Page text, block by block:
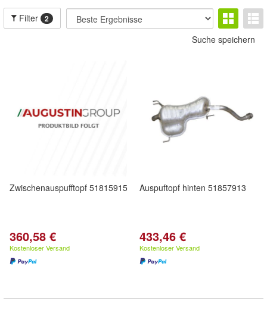
Filter 2
Suche speichern
Zwischenauspufftopf 51815915
360,58 €
Kostenloser Versand
Auspuftopf hinten 51857913
433,46 €
Kostenloser Versand